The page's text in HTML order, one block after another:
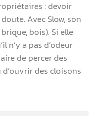
: devoir
Avec Slow, son
bois). Si elle
n’y a pas d’odeur
de percer des
des cloisons